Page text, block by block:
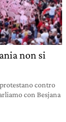
non si
contro
con Besjana